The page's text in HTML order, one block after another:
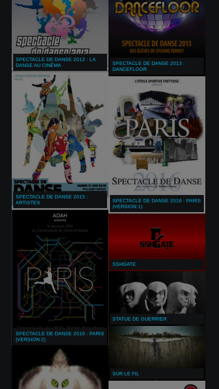
SPECTACLE DE DANSE 2012 : LA
DANSE AU CINÉMA
SPECTACLE DE DANSE 2013 :
DANCEFLOOR
SPECTACLE DE DANSE 2015 :
ARTISTES
SPECTACLE DE DANSE 2016 : PARIS
(VERSION 1)
SPECTACLE DE DANSE 2016 : PARIS
(VERSION 2)
SSHGATE
STATUE DE GUERRIER
SUR LE FIL